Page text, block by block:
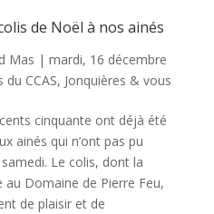
de Noël à nos ainés
Mas | mardi, 16 décembre
du CCAS, Jonquières & vous
cinquante ont déjà été
ainés qui n’ont pas pu
Le colis, dont la
Domaine de Pierre Feu,
de plaisir et de